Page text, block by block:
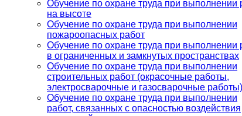
Обучение по охране труда при выполнении
на высоте
Обучение по охране труда при выполнении
пожароопасных работ
Обучение по охране труда при выполнении
в ограниченных и замкнутых пространствах
Обучение по охране труда при выполнении
строительных работ (окрасочные работы,
электросварочные и газосварочные работы)
Обучение по охране труда при выполнении
работ, связанных с опасностью воздействия